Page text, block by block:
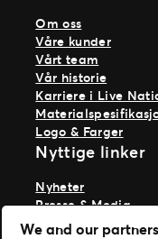
Om oss
Våre kunder
Vårt team
Vår historie
Karriere i Live
Logo & Farger
Nyttige linker
Nyheter
Presse & Media
Ekspertise
We and our